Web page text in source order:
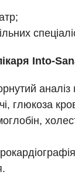
Into-
аналіз
глюкоза